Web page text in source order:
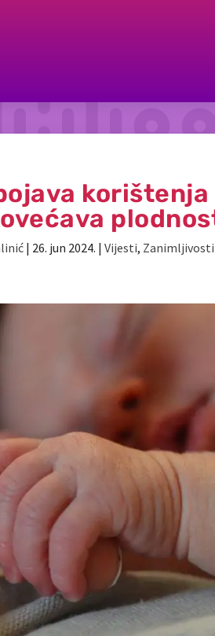
korištenja
| 26. jun 2024. |Vijesti, Zanimljivosti